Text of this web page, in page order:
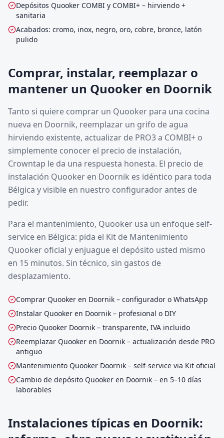
Depósitos Quooker COMBI y COMBI+ – hirviendo +
sanitaria
Acabados: cromo, inox, negro, oro, cobre, bronce, latón
pulido
Comprar, instalar, reemplazar o
mantener un Quooker en Doornik
Tanto si quiere comprar un Quooker para una cocina
nueva en Doornik, reemplazar un grifo de agua
hirviendo existente, actualizar de PRO3 a COMBI+ o
simplemente conocer el precio de instalación,
Crowntap le da una respuesta honesta. El precio de
instalación Quooker en Doornik es idéntico para toda
Bélgica y visible en nuestro configurador antes de
pedir.
Para el mantenimiento, Quooker usa un enfoque self-
service en Bélgica: pida el Kit de Mantenimiento
Quooker oficial y enjuague el depósito usted mismo
en 15 minutos. Sin técnico, sin gastos de
desplazamiento.
Comprar Quooker en Doornik – configurador o WhatsApp
Instalar Quooker en Doornik – profesional o DIY
Precio Quooker Doornik – transparente, IVA incluido
Reemplazar Quooker en Doornik – actualización desde PRO
antiguo
Mantenimiento Quooker Doornik – self-service via Kit oficial
Cambio de depósito Quooker en Doornik – en 5–10 días
laborables
Instalaciones típicas en Doornik: